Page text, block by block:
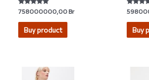
Rated
5.00
out of 5
758000000,00Br
Buy product
Rated
3.80
out of 5
Buy